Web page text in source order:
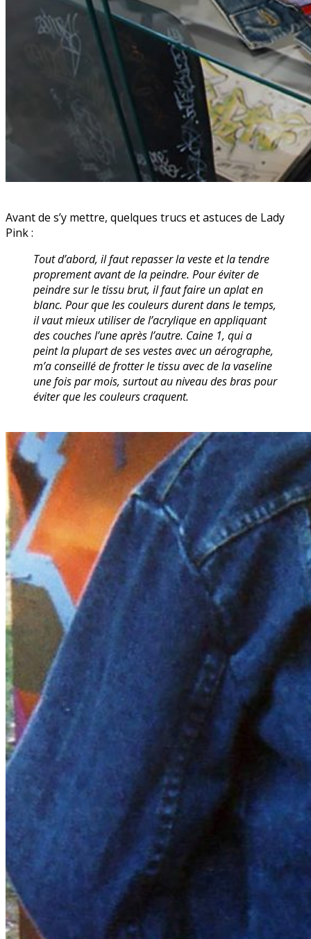
Avant de s’y mettre, quelques trucs et astuces de Lady
Pink :
Tout d’abord, il faut repasser la veste et la tendre
proprement avant de la peindre. Pour éviter de
peindre sur le tissu brut, il faut faire un aplat en
blanc. Pour que les couleurs durent dans le temps,
il vaut mieux utiliser de l’acrylique en appliquant
des couches l’une après l’autre. Caine 1, qui a
peint la plupart de ses vestes avec un aérographe,
m’a conseillé de frotter le tissu avec de la vaseline
une fois par mois, surtout au niveau des bras pour
éviter que les couleurs craquent.